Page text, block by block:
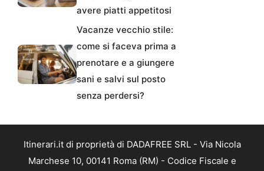
avere piatti appetitosi
Vacanze vecchio stile:
come si faceva prima a
prenotare e a giungere
sani e salvi sul posto
senza perdersi?
Itinerari.it di proprietà di DADAFREE SRL - Via Nicola
Marchese 10, 00141 Roma (RM) - Codice Fiscale e